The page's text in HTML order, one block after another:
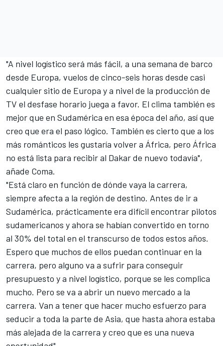
"A nivel logístico será más fácil, a una semana de barco
desde Europa, vuelos de cinco-seis horas desde casi
cualquier sitio de Europa y a nivel de la producción de
TV el desfase horario juega a favor. El clima también es
mejor que en Sudamérica en esa época del año, así que
creo que era el paso lógico. También es cierto que a los
más románticos les gustaría volver a África, pero África
no está lista para recibir al Dakar de nuevo todavía",
añade Coma.
"Está claro en función de dónde vaya la carrera,
siempre afecta a la región de destino. Antes de ir a
Sudamérica, prácticamente era difícil encontrar pilotos
sudamericanos y ahora se habían convertido en torno
al 30% del total en el transcurso de todos estos años.
Espero que muchos de ellos puedan continuar en la
carrera, pero alguno va a sufrir para conseguir
presupuesto y a nivel logístico, porque se les complica
mucho. Pero se va a abrir un nuevo mercado a la
carrera. Van a tener que hacer mucho esfuerzo para
seducir a toda la parte de Asia, que hasta ahora estaba
más alejada de la carrera y creo que es una nueva